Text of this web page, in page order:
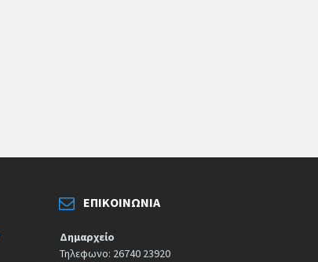
ΕΠΙΚΟΙΝΩΝΊΑ
Δημαρχείο
Τηλεφωνο: 26740 23920